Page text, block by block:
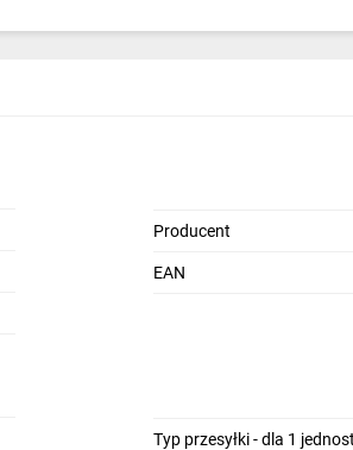
Producent
EAN
Typ przesyłki - dla 1